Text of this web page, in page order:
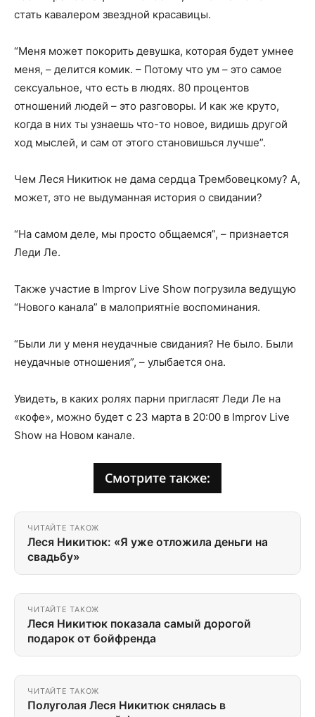
стать кавалером звездной красавицы.
“Меня может покорить девушка, которая будет умнее
меня, – делится комик. – Потому что ум – это самое
сексуальное, что есть в людях. 80 процентов
отношений людей – это разговоры. И как же круто,
когда в них ты узнаешь что-то новое, видишь другой
ход мыслей, и сам от этого становишься лучше”.
Чем Леся Никитюк не дама сердца Трембовецкому? А,
может, это не выдуманная история о свидании?
“На самом деле, мы просто общаемся”, – признается
Леди Ле.
Также участие в Improv Live Show погрузила ведущую
“Нового канала” в малоприятніе воспоминания.
“Были ли у меня неудачные свидания? Не было. Были
неудачные отношения”, – улыбается она.
Увидеть, в каких ролях парни пригласят Леди Ле на
«кофе», можно будет с 23 марта в 20:00 в Improv Live
Show на Новом канале.
Смотрите также:
ЧИТАЙТЕ ТАКОЖ
Леся Никитюк: «Я уже отложила деньги на
свадьбу»
ЧИТАЙТЕ ТАКОЖ
Леся Никитюк показала самый дорогой
подарок от бойфренда
ЧИТАЙТЕ ТАКОЖ
Полуголая Леся Никитюк снялась в